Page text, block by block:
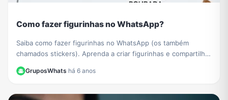
Como fazer figurinhas no WhatsApp?
Saiba como fazer figurinhas no WhatsApp (os também
chamados stickers). Aprenda a criar figurinhas e compartilhar
GruposWhats·há 6 anos